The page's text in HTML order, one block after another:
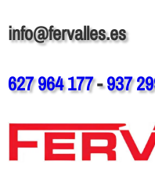
info@fervalles.es
627 964 177-937